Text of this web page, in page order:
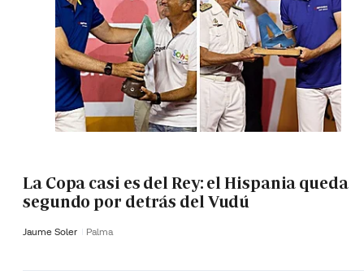
La Copa casi es del Rey: el Hispania queda
segundo por detrás del Vudú
Jaume Soler Palma